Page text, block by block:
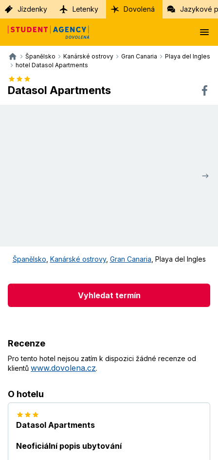
Jízdenky Letenky Dovolená Jazykové
Španělsko Kanárské ostrovy Gran Canaria
Playa del Ingles
hotel Datasol Apartments
Datasol Apartments
Španělsko Kanárské ostrovy, Gran Canaria Playa del Ingles
Vyhledat termín
Recenze
Pro tento hotel nejsou zatím k dispozici žádné recenze od
klientů www.dovolena.cz.
O hotelu
Datasol Apartments
Neoficiální popis ubytování